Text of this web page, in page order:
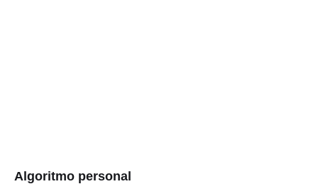
Algoritmo personal